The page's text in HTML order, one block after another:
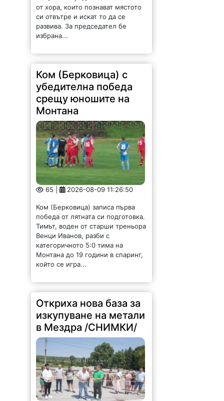
от хора, които познават мястото
си отвътре и искат то да се
развива. За председател бе
избрана...
Ком (Берковица) с
убедителна победа
срещу юношите на
Монтана
65 | 2026-08-09 11:26:50
Ком (Берковица) записа първа
победа от лятната си подготовка.
Тимът, воден от старши треньора
Венци Иванов, разби с
категоричното 5:0 тима на
Монтана до 19 години в спаринг,
който се игра...
Откриха нова база за
изкупуване на метали
в Мездра /СНИМКИ/